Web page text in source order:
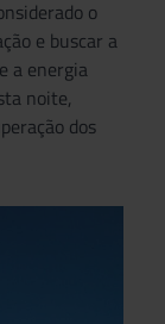
o
e buscar a
a energia
noite,
dos